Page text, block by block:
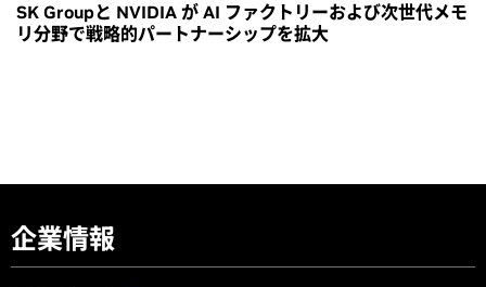
SK Groupと NVIDIA が AI ファクトリーおよび次世代メモ
リ分野で戦略的パートナーシップを拡大
企業情報